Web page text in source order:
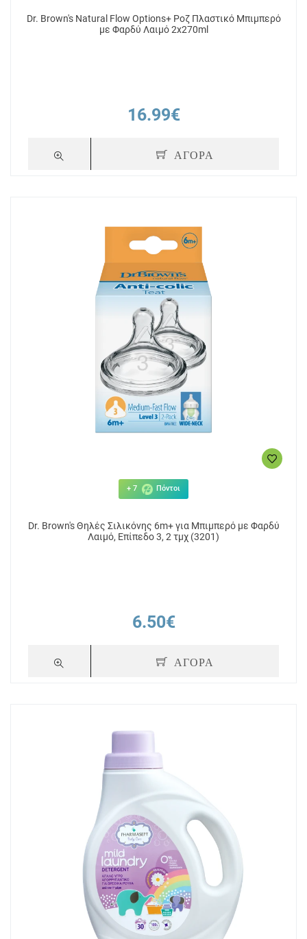
Dr. Brown's Natural Flow Options+ Ροζ Πλαστικό Μπιμπερό
με Φαρδύ Λαιμό 2x270ml
16.99€
ΑΓΟΡΑ
+ 7 Πόντοι
Dr. Brown's Θηλές Σιλικόνης 6m+ για Μπιμπερό με Φαρδύ
Λαιμό, Επίπεδο 3, 2 τμχ (3201)
6.50€
ΑΓΟΡΑ